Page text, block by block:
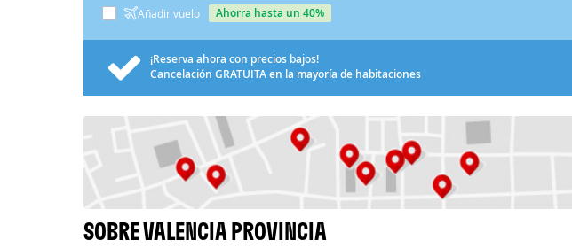
Añadir vuelo ahorra hasta un 40%
¡Reserva ahora con precios bajos!
Cancelación GRATUITAen la mayoría de habitaciones
SOBRE VALENCIA PROVINCIA